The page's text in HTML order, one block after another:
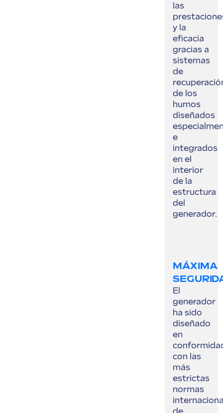
las
y la
eficacia
gracias a
sistemas
de
de los
humos
diseñados
e
integrados
en el
interior
de la
estructura
del
generador.
MÁXIMA
El
generador
ha sido
diseñado
en
con las
más
estrictas
normas